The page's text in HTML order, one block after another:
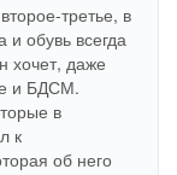
третье, в
обувь всегда
хочет, даже
и БДСМ.
в
к
об него